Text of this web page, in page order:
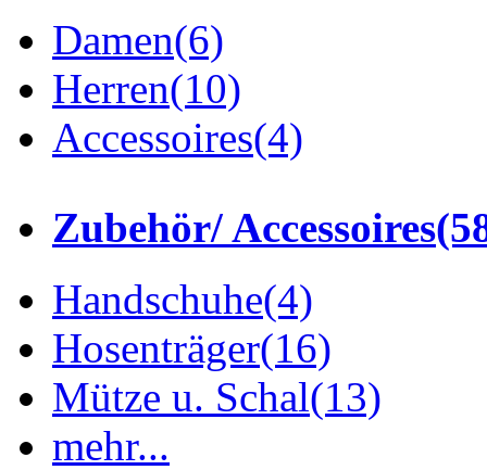
Damen(6)
Herren(10)
Accessoires(4)
Zubehör/ Accessoires
Handschuhe(4)
Hosenträger(16)
Mütze u. Schal(13)
mehr...